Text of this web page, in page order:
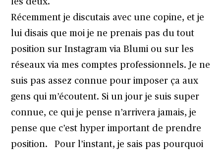
les deux.
Récemment je discutais avec une copine, et je
lui disais que moi je ne prenais pas du tout
position sur Instagram via Blumi ou sur les
réseaux via mes comptes professionnels. Je ne
suis pas assez connue pour imposer ça aux
gens qui m’écoutent. Si un jour je suis super
connue, ce qui je pense n’arrivera jamais, je
pense que c’est hyper important de prendre
position. Pour l’instant, je sais pas pourquoi